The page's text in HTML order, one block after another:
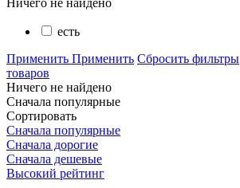
Ничего не найдено
есть
Применить Применить Сбросить фильтры
товаров
Ничего не найдено
Сначала популярные
Сортировать
Сначала популярные
Сначала дорогие
Сначала дешевые
Высокий рейтинг